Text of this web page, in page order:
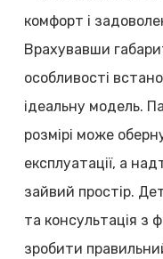
комфорт і
Врахувавши
особливості
ідеальну модель.
розмірі може
експлуатації, а
зайвий простір.
та консультація з
зробити